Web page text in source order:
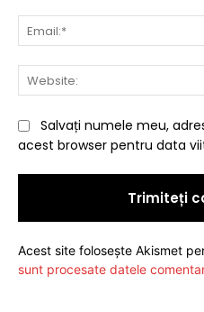
Salvați numele meu,
acest browser pentru data
Acest site folosește Akismet
sunt procesate datele